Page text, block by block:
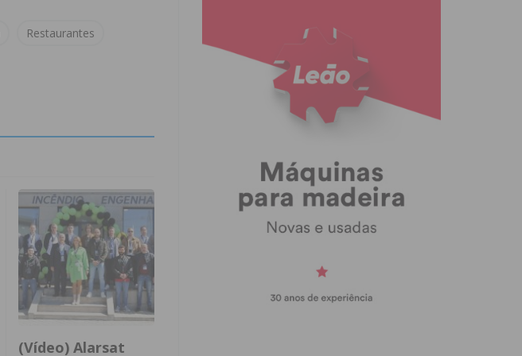
Restaurantes
(Vídeo) Alarsat